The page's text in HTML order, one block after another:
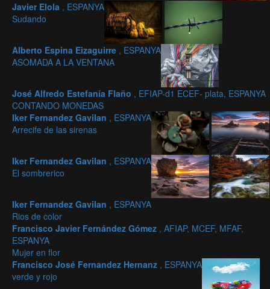
Javier Elola , ESPANYA
Sudando
Alberto Espina Eizaguirre , ESPANYA
ASOMADA A LA VENTANA
José Alfredo Estefanía Flaño , EFIAP-d1 ECEF- plata, ESPANYA
CONTANDO MONEDAS
Iker Fernandez Gavilan , ESPANYA
Arrecife de las sirenas
Iker Fernandez Gavilan , ESPANYA
El sombrerico
Iker Fernandez Gavilan , ESPANYA
Rios de color
Francisco Javier Fernández Gómez , AFIAP, MCEF, MFAF,
ESPANYA
Mujer en flor
Francisco José Fernandez Hernanz , ESPANYA
verde y rojo